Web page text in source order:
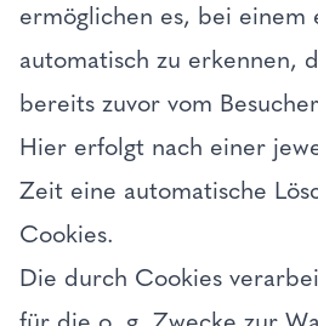
ermöglichen es, bei einem
automatisch zu erkennen,
bereits zuvor vom
Hier erfolgt nach einer
Zeit eine automatische
Cookies.
Die durch Cookies